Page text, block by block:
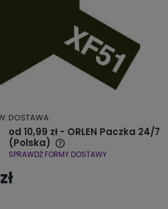
DOSTAWA:
od 10,99 zł - ORLEN Paczka 24/7
(Polska)
kosztów płatności
SPRAWDŹ FORMY DOSTAWY